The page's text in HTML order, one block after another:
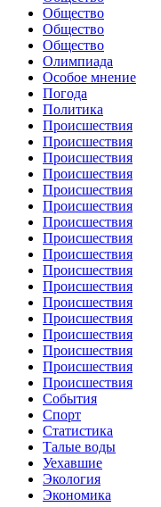
Общество
Общество
Общество
Олимпиада
Особое мнение
Погода
Политика
Происшествия
Происшествия
Происшествия
Происшествия
Происшествия
Происшествия
Происшествия
Происшествия
Происшествия
Происшествия
Происшествия
Происшествия
Происшествия
Происшествия
Происшествия
Происшествия
Происшествия
События
Спорт
Статистика
Талые воды
Уехавшие
Экология
Экономика